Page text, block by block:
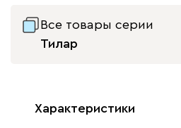
020
Все товары серии
Тилар
Характеристики